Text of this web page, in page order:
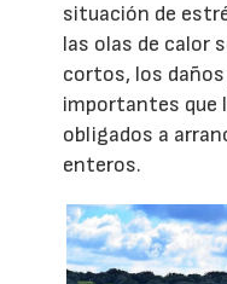
situación de
las olas de calor
cortos, los
importantes que
obligados a
enteros.